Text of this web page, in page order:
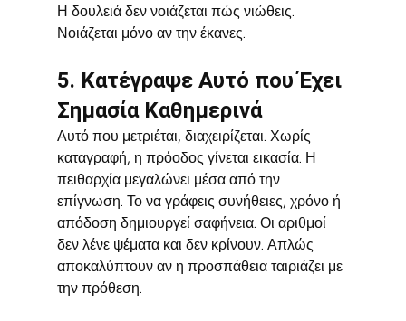
Η δουλειά δεν νοιάζεται πώς νιώθεις.
Νοιάζεται μόνο αν την έκανες.
5. Κατέγραψε Αυτό που Έχει
Σημασία Καθημερινά
Αυτό που μετριέται, διαχειρίζεται. Χωρίς
καταγραφή, η πρόοδος γίνεται εικασία. Η
πειθαρχία μεγαλώνει μέσα από την
επίγνωση. Το να γράφεις συνήθειες, χρόνο ή
απόδοση δημιουργεί σαφήνεια. Οι αριθμοί
δεν λένε ψέματα και δεν κρίνουν. Απλώς
αποκαλύπτουν αν η προσπάθεια ταιριάζει με
την πρόθεση.